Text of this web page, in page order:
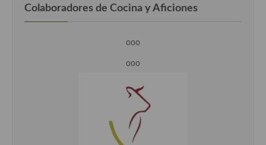
Colaboradores de Cocina y Aficiones
ooo
ooo